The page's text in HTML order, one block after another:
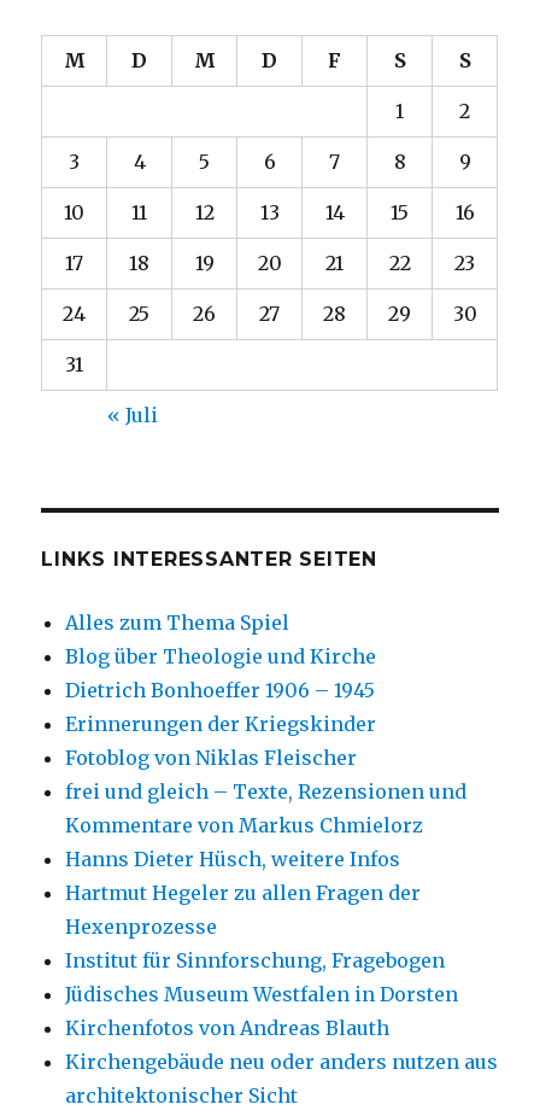
M D M D F S S
1 2
3 4 5 6 7 8 9
10 11 12 13 14 15 16
17 18 19 20 21 22 23
24 25 26 27 28 29 30
31
« Juli
LINKS INTERESSANTER SEITEN
Alles zum Thema Spiel
Blog über Theologie und Kirche
Dietrich Bonhoeffer 1906 – 1945
Erinnerungen der Kriegskinder
Fotoblog von Niklas Fleischer
frei und gleich – Texte, Rezensionen und
Kommentare von Markus Chmielorz
Hanns Dieter Hüsch, weitere Infos
Hartmut Hegeler zu allen Fragen der
Hexenprozesse
Institut für Sinnforschung, Fragebogen
Jüdisches Museum Westfalen in Dorsten
Kirchenfotos von Andreas Blauth
Kirchengebäude neu oder anders nutzen aus
architektonischer Sicht